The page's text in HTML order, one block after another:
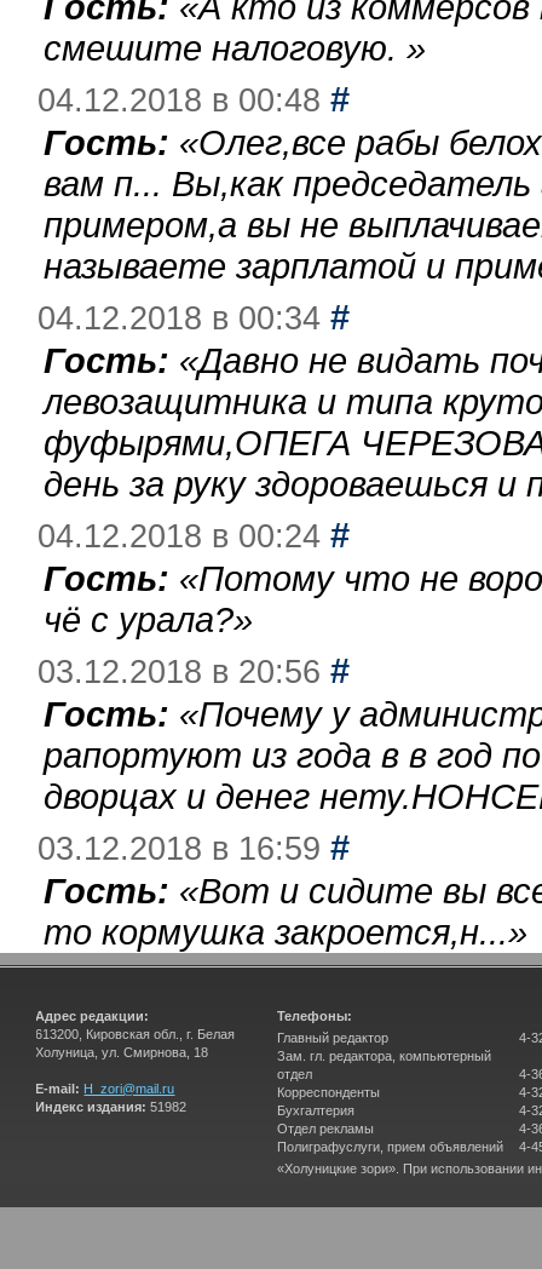
смешите налоговую. »
04.12.2018 в 00:48 #
Гость: «Олег,все рабы
вам п... Вы,как
примером,а вы не
называете зарплатой и
04.12.2018 в 00:34 #
Гость: «Давно не видать
левозащитника и типа
фуфырями,ОПЕГА
день за руку здороваешься
04.12.2018 в 00:24 #
Гость: «Потому что не
чё с урала?»
03.12.2018 в 20:56 #
Гость: «Почему у
рапортуют из года в в год
дворцах и денег
03.12.2018 в 16:59 #
Гость: «Вот и сидите вы
то кормушка закроется,н...»
Адрес редакции:
613200, Кировская обл., г. Белая
Холуница, ул. Смирнова, 18
E-mail: H_zori@mail.ru
Индекс издания: 51982
Телефоны:
Главный редактор
Зам. гл. редактора, компьютерный
отдел
Корреспонденты
Бухгалтерия
Отдел рекламы
Полиграфуслуги, прием объявлений
4-
4-
4-
4-
4-
4-
«Холуницкие зори». При использовании